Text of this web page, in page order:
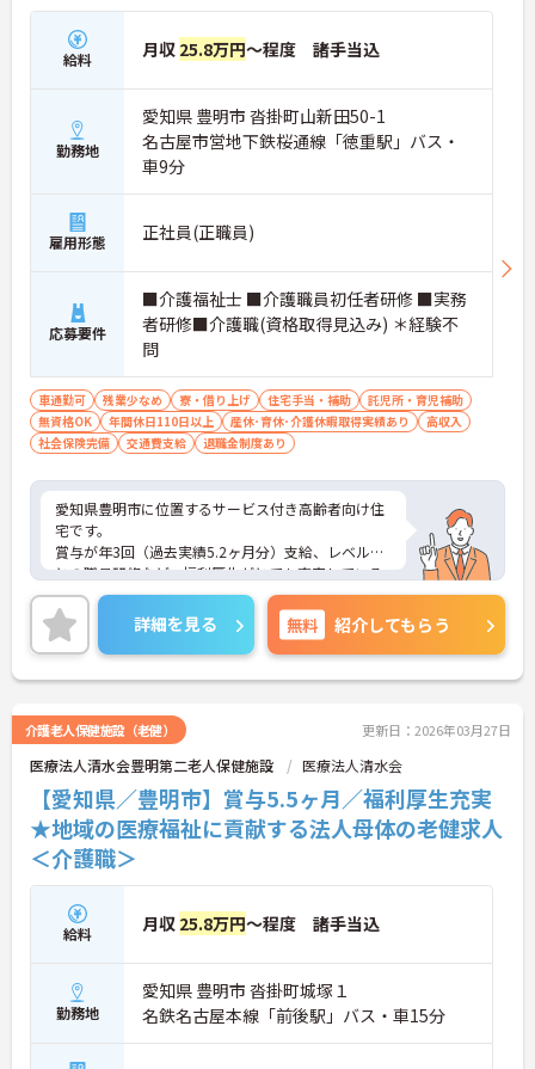
給料 月収 25.8万円～程度 諸手当込
勤務地
愛知県 豊明市 沓掛町山新田50-1
名古屋市営地下鉄桜通線「徳重駅」バス・
車9分
雇用形態 正社員(正職員)
応募要件
■介護福祉士 ■介護職員初任者研修 ■実務
者研修■介護職(資格取得見込み) ＊経験不
問
車通勤可 残業少なめ 寮・借り上げ 住宅手当・補助
託児所・育児補助
無資格OK
年間休日110日以上 産休･育休･介護休暇取得実績あり
高収入
社会保険完備
交通費支給 退職金制度あり
愛知県豊明市に位置するサービス付き高齢者向け住
宅です。
賞与が年3回（過去実績5.2ヶ月分）支給、レベルご
との職員研修など、福利厚生がとても充実している
など、魅力がたくさん。
最寄り駅からは徒歩圏内に位置していますし、マイ
カー通勤も可能ですよ。
ご興味をお持ちの方には詳細の情報や面接のポイン
トをお伝えしますので、お気軽にお問い合わせくだ
詳細を見る 無料 紹介してもらう
介護老人保健施設（老健） 更新日：2026年03月27日
医療法人清水会豊明第二老人保健施設 医療法人清水会
【愛知県／豊明市】賞与5.5ヶ月／福利厚生充実
★地域の医療福祉に貢献する法人母体の老健求人
＜介護職＞
給料 月収 25.8万円～程度 諸手当込
勤務地
愛知県 豊明市 沓掛町城塚１
名鉄名古屋本線「前後駅」バス・車15分